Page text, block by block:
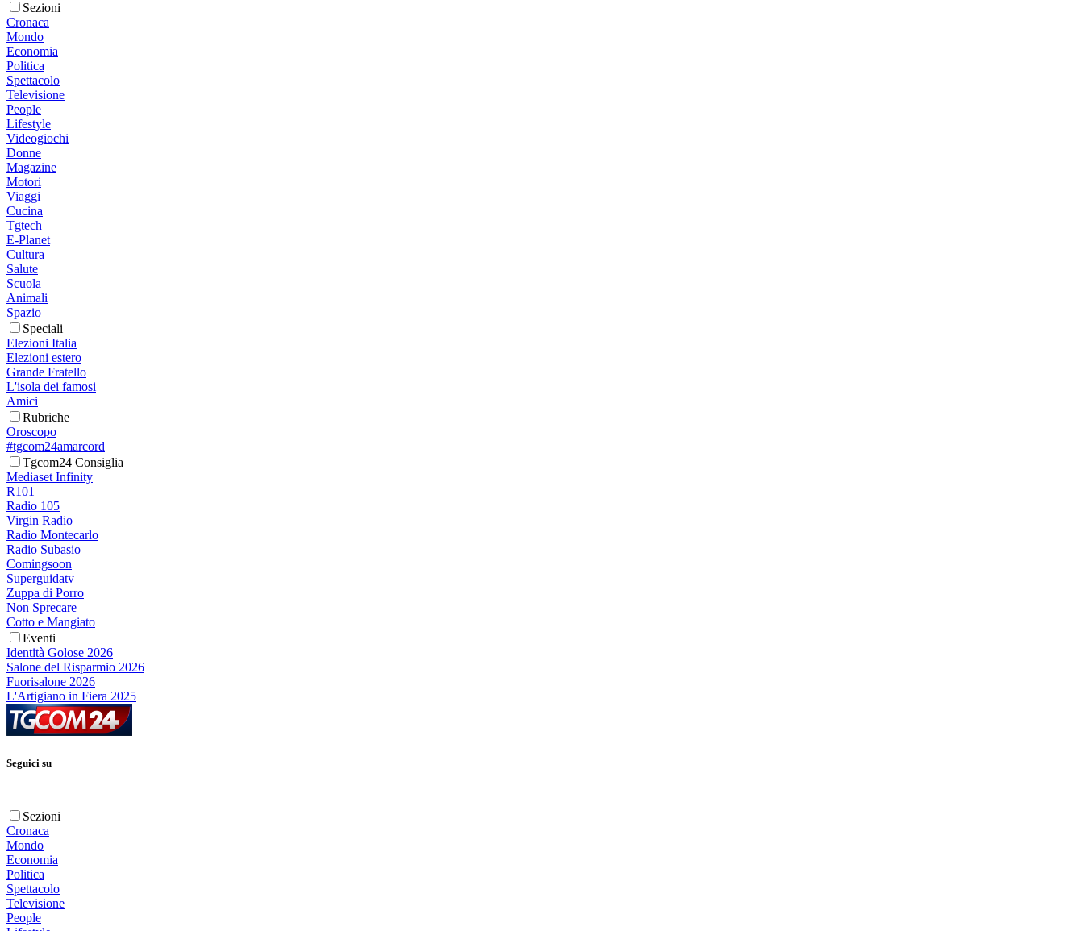
Sezioni
Cronaca
Mondo
Economia
Politica
Spettacolo
Televisione
People
Lifestyle
Videogiochi
Donne
Magazine
Motori
Viaggi
Cucina
Tgtech
E-Planet
Cultura
Salute
Scuola
Animali
Spazio
Speciali
Elezioni Italia
Elezioni estero
Grande Fratello
L'isola dei famosi
Amici
Rubriche
Oroscopo
#tgcom24amarcord
Tgcom24 Consiglia
Mediaset Infinity
R101
Radio 105
Virgin Radio
Radio Montecarlo
Radio Subasio
Comingsoon
Superguidatv
Zuppa di Porro
Non Sprecare
Cotto e Mangiato
Eventi
Identità Golose 2026
Salone del Risparmio 2026
Fuorisalone 2026
L'Artigiano in Fiera 2025
Seguici su
Sezioni
Cronaca
Mondo
Economia
Politica
Spettacolo
Televisione
People